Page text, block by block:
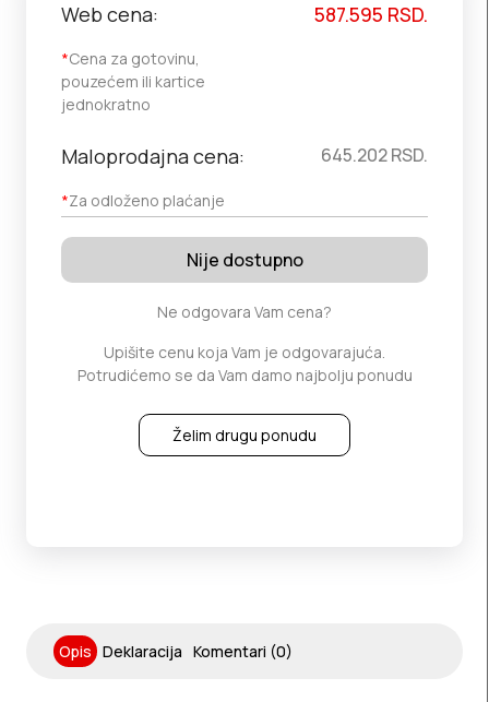
Web cena:
*Cena za gotovinu,
pouzećem ili kartice
jednokratno
587.595 RSD.
Maloprodajna cena:
*Za odloženo plaćanje
645.202RSD.
Nije dostupno
Ne odgovara Vam cena?
Upišite cenu koja Vam je odgovarajuća.
Potrudićemo se da Vam damo najbolju ponudu
Želim drugu ponudu
Opis Deklaracija Komentari (0)